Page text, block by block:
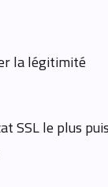
la légitimité
SSL le plus